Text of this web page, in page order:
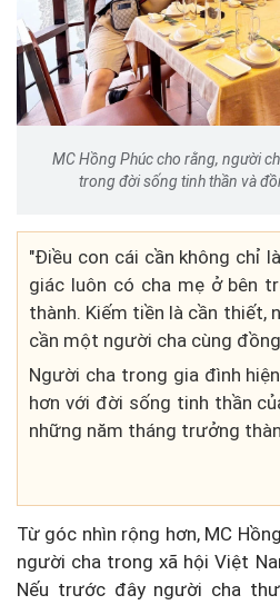
MC Hồng Phúc cho rằng, người
trong đời sống tinh thần và
"Điều con cái cần không chỉ
giác luôn có cha mẹ ở bên
thành. Kiếm tiền là cần thiết,
cần một người cha cùng
Người cha trong gia đình
hơn với đời sống tinh thần
những năm tháng trưởng
Từ góc nhìn rộng hơn, MC
người cha trong xã hội Việt
Nếu trước đây người cha